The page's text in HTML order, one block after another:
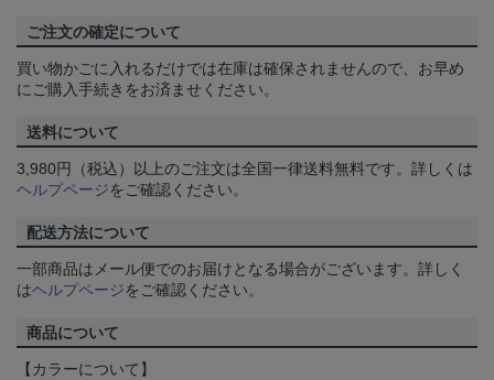
ご注文の確定について
買い物かごに入れるだけでは在庫は確保されませんので、お早め
にご購入手続きをお済ませください。
送料について
3,980円（税込）以上のご注文は全国一律送料無料です。詳しくは
ヘルプページをご確認ください。
配送方法について
一部商品はメール便でのお届けとなる場合がございます。詳しく
はヘルプページをご確認ください。
商品について
【カラーについて】